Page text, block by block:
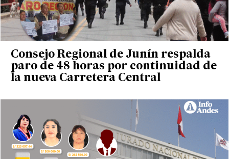
Consejo Regional de Junín respalda
paro de 48 horas por continuidad de
la nueva Carretera Central